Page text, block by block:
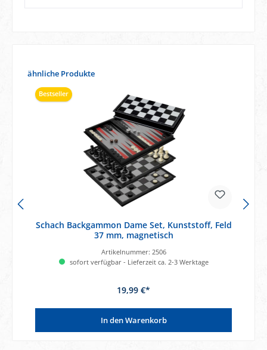
Produktgalerie überspringen
ähnliche Produkte
Bestseller
Schach Backgammon Dame Set, Kunststoff, Feld
37 mm, magnetisch
Artikelnummer: 2506
sofort verfügbar - Lieferzeit ca. 2-3 Werktage
19,99 €*
In den Warenkorb